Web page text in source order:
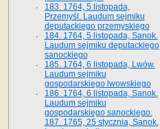
183. 1764, 5 listopada,
Przemyśl. Laudum sejmiku
deputackiego przemyskiego
184. 1764, 5 listopada, Sanok.
Laudum sejmiku deputackiego
sanockiego
185. 1764, 6 listopada, Lwów.
Laudum sejmiku
gospodarskiego lwowskiego
186. 1764, 6 listopada, Sanok.
Laudum sejmiku
gospodarskiego sanockiego.
187. 1765, 25 stycznia, Sanok.